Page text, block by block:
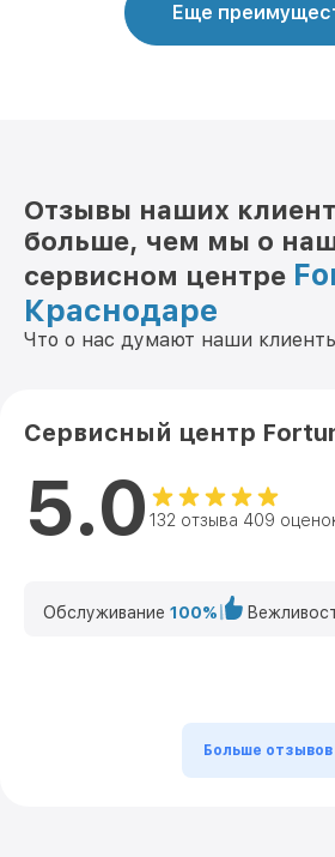
Еще
Отзывы наших
больше, чем мы о
сервисном центре
Краснодаре
Что о нас думают наши
Сервисный центр
5.0 132 отзыва 409
Обслуживание 100%
Больше отзывов